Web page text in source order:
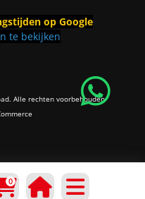
0
op Google
te bekijken
Alle rechten voorbehouden